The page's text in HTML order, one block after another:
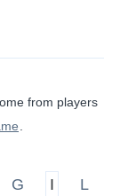
from players
G I
L